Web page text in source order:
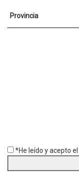
Provincia
*He leído y acepto el